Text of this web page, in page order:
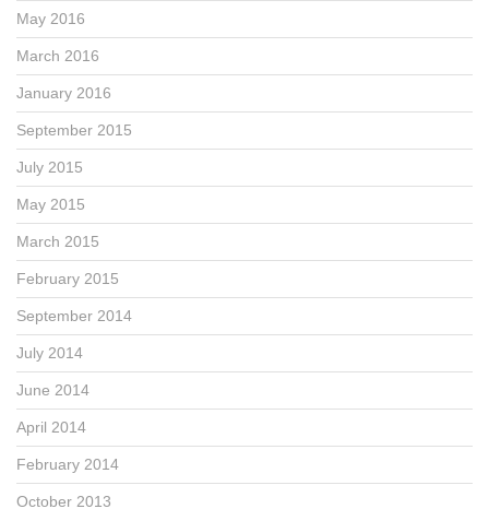
May 2016
March 2016
January 2016
September 2015
July 2015
May 2015
March 2015
February 2015
September 2014
July 2014
June 2014
April 2014
February 2014
October 2013